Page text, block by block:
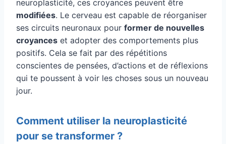
neuroplasticité, ces croyances peuvent être
modifiées. Le cerveau est capable de réorganiser
ses circuits neuronaux pour former de nouvelles
croyances et adopter des comportements plus
positifs. Cela se fait par des répétitions
conscientes de pensées, d’actions et de réflexions
qui te poussent à voir les choses sous un nouveau
jour.
Comment utiliser la neuroplasticité
pour se transformer ?